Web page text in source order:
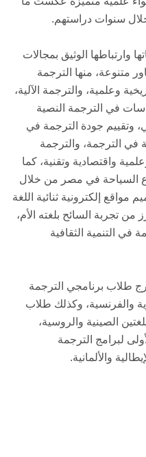
سنوات دراستهم.
وارتباطها الوثيق بمجالات
متنوعة، منها الترجمة
وعلمية، والترجمة الآلية،
في الترجمة النصية
وتقييم جودة الترجمة في
في الترجمة، والترجمة
واقتصادية وتقنية، كما
السياحة في مصر من خلال
مواقع إلكترونية ثنائية اللغة
تجربة السائح بلغته الأم،
التنمية الثقافية
طلاب برنامجي الترجمة
والفرنسية، وكذلك طلاب
الصينية والروسية،
لبرامج الترجمة
والألمانية.